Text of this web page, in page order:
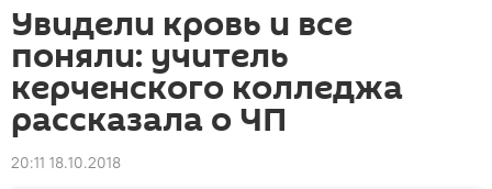
Увидели кровь и все
поняли: учитель
керченского колледжа
рассказала о ЧП
20:11 18.10.2018